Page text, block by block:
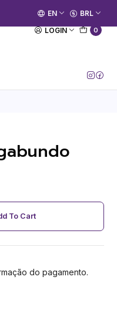
LOGIN 0
[Entrar no Canal]
EN BRL
To Cart
do pagamento.